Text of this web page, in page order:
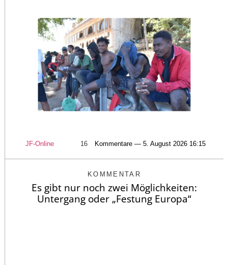
JF-Online 16 Kommentare — 5. August 2026 16:15
KOMMENTAR
Es gibt nur noch zwei Möglichkeiten:
Untergang oder „Festung Europa“